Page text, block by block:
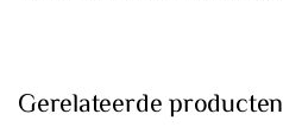
Gerelateerde producten